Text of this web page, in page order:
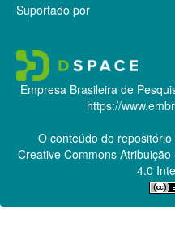
Suportado por
Empresa Brasileira de
https://
O conteúdo do
Creative CommonsAtribuição
4.0